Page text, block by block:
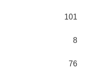
101
8
76